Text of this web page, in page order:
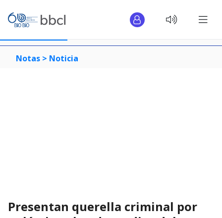
Notas > Noticia
Presentan querella criminal por